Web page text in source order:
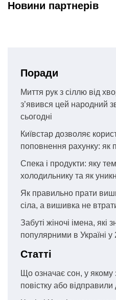
Новини партнерів
Поради
Миття рук з сіллю від
з’явився цей народний
сьогодні
Київстар дозволяє
поповнення рахунку: як
Спека і продукти: яку
холодильнику та як
Як правильно прати
сіла, а вишивка не
Забуті жіночі імена, які
популярними в Україні у
Статті
Що означає сон, у
повістку або